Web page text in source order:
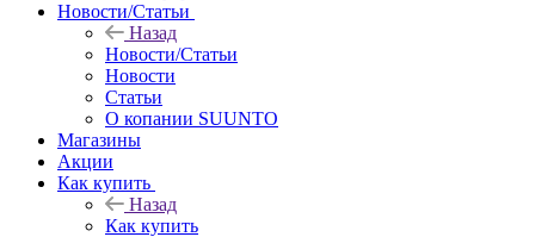
Новости/Статьи
Назад
Новости/Статьи
Новости
Статьи
О копании SUUNTO
Магазины
Акции
Как купить
Назад
Как купить